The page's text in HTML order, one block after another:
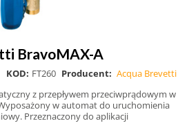
BravoMAX-A
KOD: FT260 Producent: Acqua Brevetti
z przepływem przeciwprądowym w
w automat do uruchomienia
Przeznaczony do aplikacji